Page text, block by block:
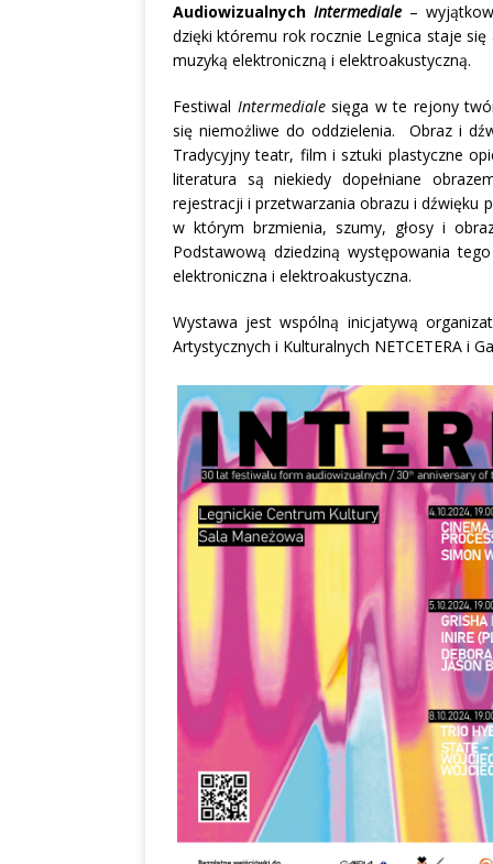
Audiowizualnych Intermediale –
dzięki któremu rok rocznie Legnica staje
muzyką elektroniczną i elektroakustyczną.
Festiwal Intermedialesięga w te rejony
się niemożliwe do oddzielenia. Obraz i
Tradycyjny teatr, film i sztuki plastyczne
literatura są niekiedy dopełniane
rejestracji i przetwarzania obrazu i dźwięku
w którym brzmienia, szumy, głosy i
Podstawową dziedziną występowania
elektroniczna i elektroakustyczna.
Wystawa jest wspólną inicjatywą
Artystycznych i Kulturalnych NETCETERA i